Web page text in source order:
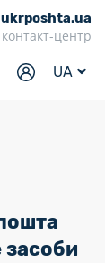
контакт-центр
UA